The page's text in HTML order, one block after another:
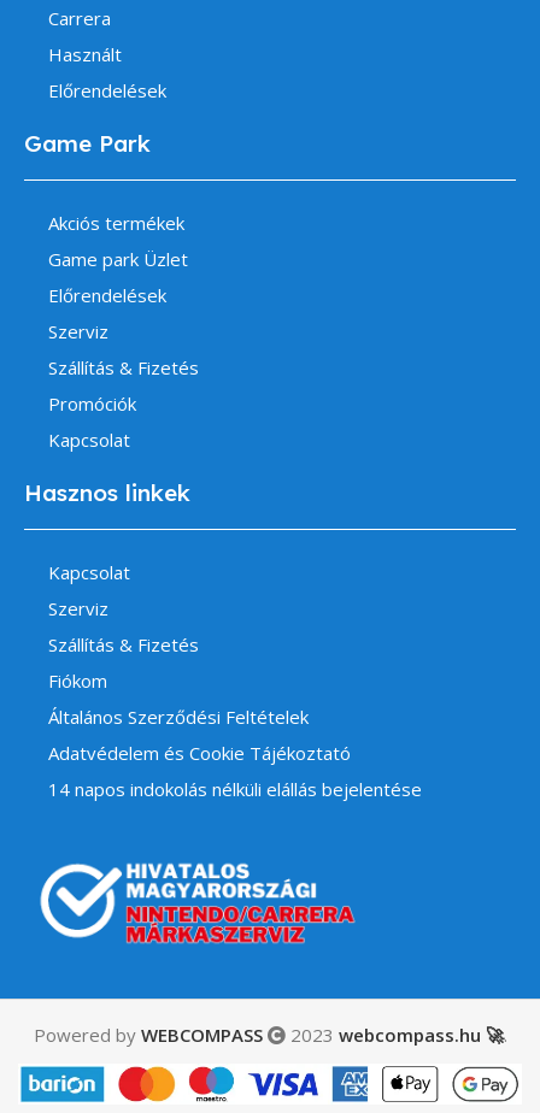
Carrera
Használt
Előrendelések
Game Park
Akciós termékek
Game park Üzlet
Előrendelések
Szerviz
Szállítás & Fizetés
Promóciók
Kapcsolat
Hasznos linkek
Kapcsolat
Szerviz
Szállítás & Fizetés
Fiókom
Általános Szerződési Feltételek
Adatvédelem és Cookie Tájékoztató
14 napos indokolás nélküli elállás bejelentése
Powered by WEBCOMPASS 2023 webcompass.hu 🚀.